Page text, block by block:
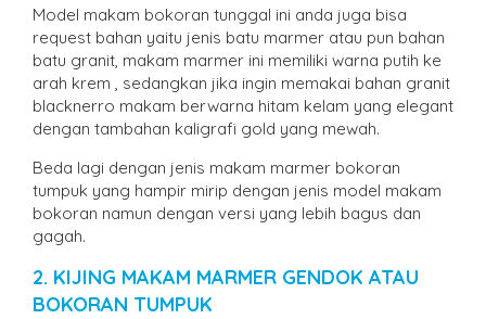
Model makam bokoran tunggal ini anda juga bisa
request bahan yaitu jenis batu marmer atau pun bahan
batu granit, makam marmer ini memiliki warna putih ke
arah krem , sedangkan jika ingin memakai bahan granit
blacknerro makam berwarna hitam kelam yang elegant
dengan tambahan kaligrafi gold yang mewah.
Beda lagi dengan jenis makam marmer bokoran
tumpuk yang hampir mirip dengan jenis model makam
bokoran namun dengan versi yang lebih bagus dan
gagah.
2. KIJING MAKAM MARMER GENDOK ATAU
BOKORAN TUMPUK